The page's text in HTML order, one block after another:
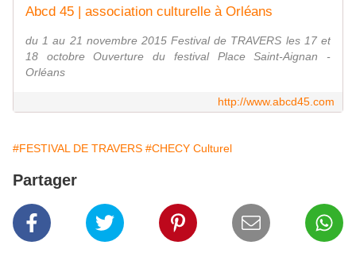
Abcd 45 | association culturelle à Orléans
du 1 au 21 novembre 2015 Festival de TRAVERS les 17 et
18 octobre Ouverture du festival Place Saint-Aignan -
Orléans
http://www.abcd45.com
#FESTIVAL DE TRAVERS #CHECY Culturel
Partager